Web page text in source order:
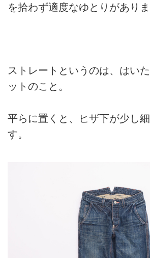
を拾わず適度なゆとりがありま
ストレートというのは、はい
ットのこと。
平らに置くと、ヒザ下が少し
す。